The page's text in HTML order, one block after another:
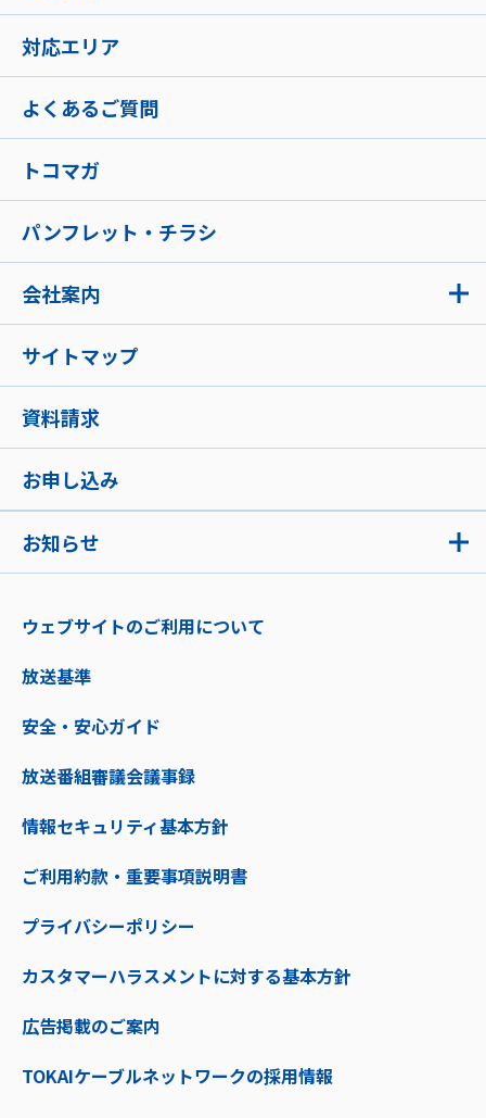
お知らせ
対応エリア
よくあるご質問
トコマガ
パンフレット・チラシ
会社案内
サイトマップ
資料請求
お申し込み
ウェブサイトのご利用について
放送基準
安全・安心ガイド
放送番組審議会議事録
情報セキュリティ基本方針
ご利用約款・重要事項説明書
プライバシーポリシー
カスタマーハラスメントに対する基本方針
広告掲載のご案内
TOKAIケーブルネットワークの採用情報